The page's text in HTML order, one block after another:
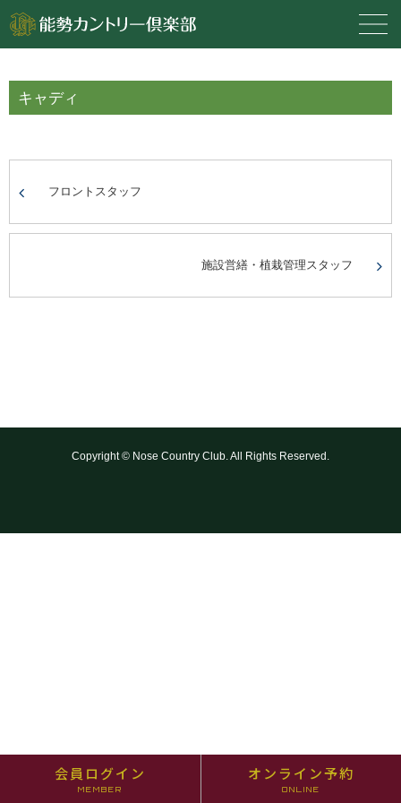
会員ログイン
MEMBER
オンライン予約
ONLINE
キャディ
フロントスタッフ
施設営繕・植栽管理スタッフ
Copyright © Nose Country Club. All Rights Reserved.